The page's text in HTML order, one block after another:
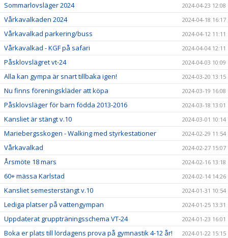
Sommarlovsläger 2024 2024-04-23 12:08
Vårkavalkaden 2024 2024-04-18 16:17
Vårkavalkad parkering/buss 2024-04-12 11:11
Vårkavalkad - KGF på safari 2024-04-04 12:11
Påsklovslägret vt-24 2024-04-03 10:09
Alla kan gympa är snart tillbaka igen! 2024-03-20 13:15
Nu finns föreningskläder att köpa 2024-03-19 16:08
Påsklovsläger för barn födda 2013-2016 2024-03-18 13:01
Kansliet är stängt v.10 2024-03-01 10:14
Mariebergsskogen - Walking med styrkestationer 2024-02-29 11:54
Vårkavalkad 2024-02-27 15:07
Årsmöte 18 mars 2024-02-16 13:18
60+ mässa Karlstad 2024-02-14 14:26
Kansliet semesterstängt v.10 2024-01-31 10:54
Lediga platser på vattengympan 2024-01-25 13:31
Uppdaterat gruppträningsschema VT-24 2024-01-23 16:01
Boka er plats till lördagens prova på gymnastik 4-12 år! 2024-01-22 15:15